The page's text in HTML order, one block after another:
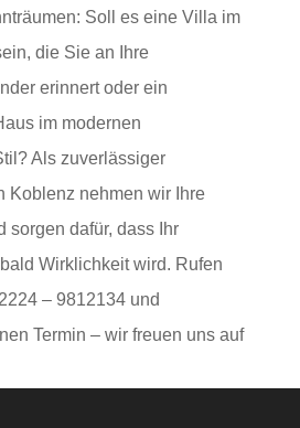
Soll es eine Villa im
die Sie an Ihre
erinnert oder ein
im modernen
Als zuverlässiger
Koblenz nehmen wir Ihre
sorgen dafür, dass Ihr
Wirklichkeit wird. Rufen
– 9812134 und
Termin – wir freuen uns auf